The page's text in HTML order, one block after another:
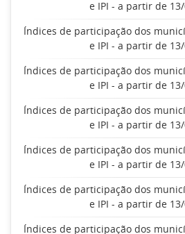
e IPI - a partir de
Índices de participação dos
e IPI - a partir de
Índices de participação dos
e IPI - a partir de
Índices de participação dos
e IPI - a partir de
Índices de participação dos
e IPI - a partir de
Índices de participação dos
e IPI - a partir de
Índices de participação dos